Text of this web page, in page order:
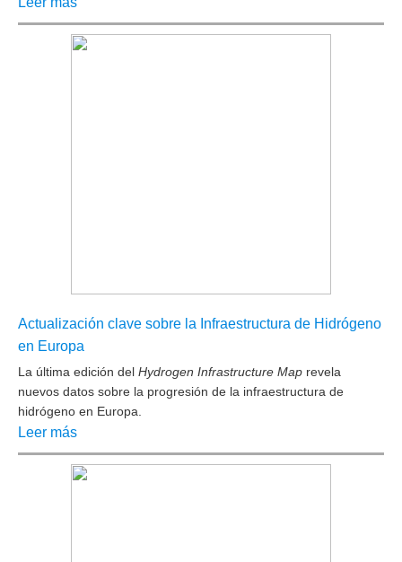
Actualización clave sobre la Infraestructura de Hidrógeno
en Europa
La última edición del Hydrogen Infrastructure Map revela
nuevos datos sobre la progresión de la infraestructura de
hidrógeno en Europa.
Leer más